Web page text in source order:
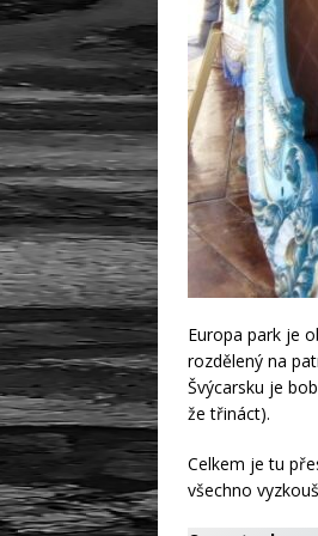
Europa park je
rozdělený na
Švýcarsku je
že třináct).
Celkem je tu
všechno